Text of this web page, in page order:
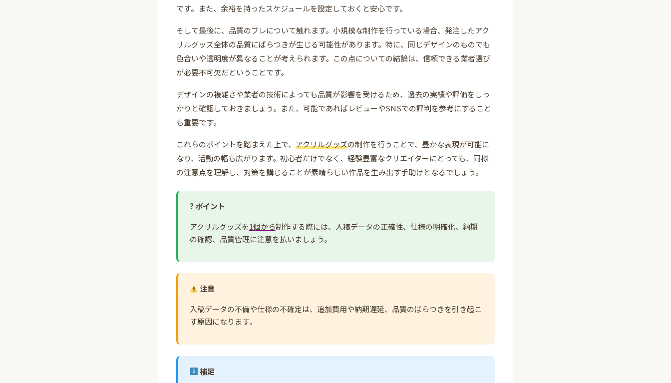
です。また、余裕を持ったスケジュールを設定しておくと安心です。
そして最後に、品質のブレについて触れます。小規模な制作を行っている場合、発注したアク
リルグッズ全体の品質にばらつきが生じる可能性があります。特に、同じデザインのものでも
色合いや透明度が異なることが考えられます。この点についての結論は、信頼できる業者選び
が必要不可欠だということです。
デザインの複雑さや業者の技術によっても品質が影響を受けるため、過去の実績や評価をしっ
かりと確認しておきましょう。また、可能であればレビューやSNSでの評判を参考にすること
も重要です。
これらのポイントを踏まえた上で、 アクリルグッズの制作を行うことで、豊かな表現が可能に
なり、活動の幅も広がります。初心者だけでなく、経験豊富なクリエイターにとっても、同様
の注意点を理解し、対策を講じることが素晴らしい作品を生み出す手助けとなるでしょう。
? ポイント
アクリルグッズを1個から制作する際には、入稿データの正確性、仕様の明確化、納期
の確認、品質管理に注意を払いましょう。
注意
入稿データの不備や仕様の不確定は、追加費用や納期遅延、品質のばらつきを引き起こ
す原因になります。
補足